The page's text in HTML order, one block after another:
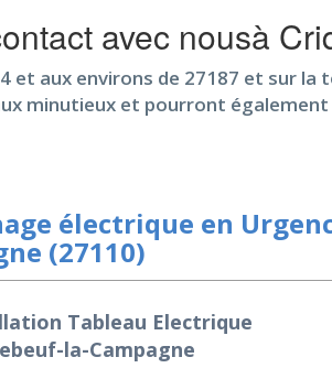
avec nousà
aux environs de 27187 et sur la
minutieux et pourront
électrique en
(27110)
Tableau Electrique
la-Campagne